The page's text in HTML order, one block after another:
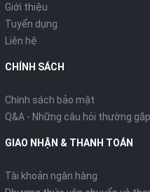
Giới thiệu
Tuyển dụng
Liên hệ
CHÍNH SÁCH
Chính sách bảo mật
Q&A - Những câu hỏi thường gặp
GIAO NHẬN & THANH TOÁN
Tài khoản ngân hàng